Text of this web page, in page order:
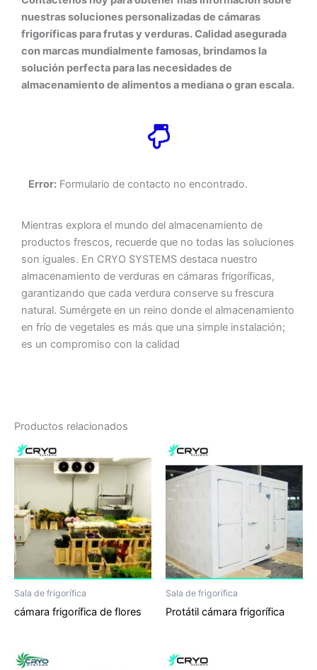
nuestras soluciones personalizadas de cámaras
frigoríficas para frutas y verduras. Calidad asegurada
con marcas mundialmente famosas, brindamos la
solución perfecta para las necesidades de
almacenamiento de alimentos a mediana o gran escala.
Error: Formulario de contacto no encontrado.
Mientras explora el mundo del almacenamiento de
productos frescos, recuerde que no todas las soluciones
son iguales. En CRYO SYSTEMS destaca nuestro
almacenamiento de verduras en cámaras frigoríficas,
garantizando que cada verdura conserve su frescura
natural. Sumérgete en un reino donde el almacenamiento
en frío de vegetales es más que una simple instalación;
es un compromiso con la calidad
Productos relacionados
Sala de frigorífica
cámara frigorífica de flores
Sala de frigorífica
Protátil cámara frigorífica